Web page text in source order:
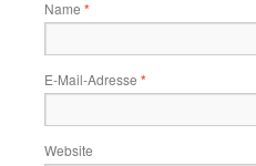
Name *
E-Mail-Adresse *
Website